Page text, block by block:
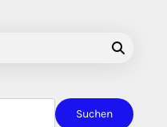
Suchen